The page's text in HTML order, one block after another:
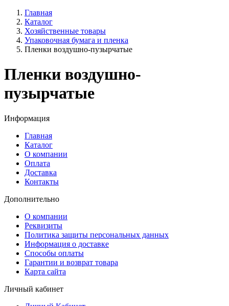
Главная
Каталог
Хозяйственные товары
Упаковочная бумага и пленка
Пленки воздушно-пузырчатые
Пленки воздушно-
пузырчатые
Информация
Главная
Каталог
О компании
Оплата
Доставка
Контакты
Дополнительно
О компании
Реквизиты
Политика защиты персональных данных
Информация о доставке
Способы оплаты
Гарантии и возврат товара
Карта сайта
Личный кабинет